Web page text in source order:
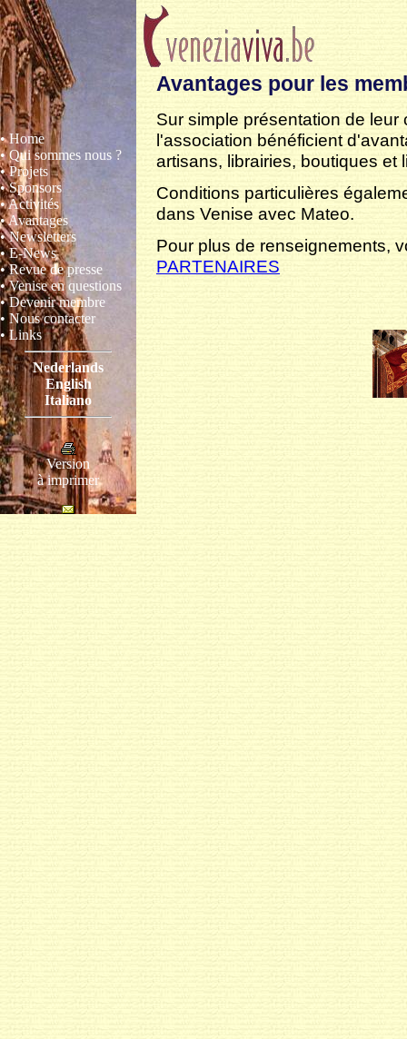
• Home
• Qui sommes nous ?
• Projets
• Sponsors
• Activités
• Avantages
• Newsletters
• E-News
• Revue de presse
• Venise en questions
• Devenir membre
• Nous contacter
• Links
Nederlands
English
Italiano
Version
à imprimer
Avantages pour les
Sur simple présentation de
l'association bénéficient
artisans, librairies, boutiques et
Conditions particulières
dans Venise avec Mateo.
Pour plus de renseignements,
PARTENAIRES